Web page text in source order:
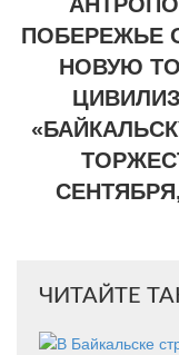
ПОБЕРЕЖЬЕ
НОВУЮ
ЧИТАЙТЕ